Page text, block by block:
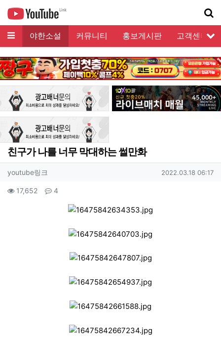
메뉴
음 야한소설 커뮤니티 홍보게시판
고객센터
친구가 나를 너무 막대하는 썰만화
작성자 정보
youtube링크 작성일
2022.03.18 06:17
컨텐츠 정보
17,652조회 4